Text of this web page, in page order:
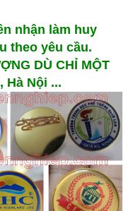
nhận làm huy
theo yêu cầu.
DÙ CHỈ MỘT
Hà Nội ...